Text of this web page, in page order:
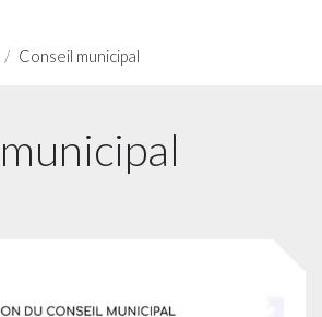
Conseil municipal